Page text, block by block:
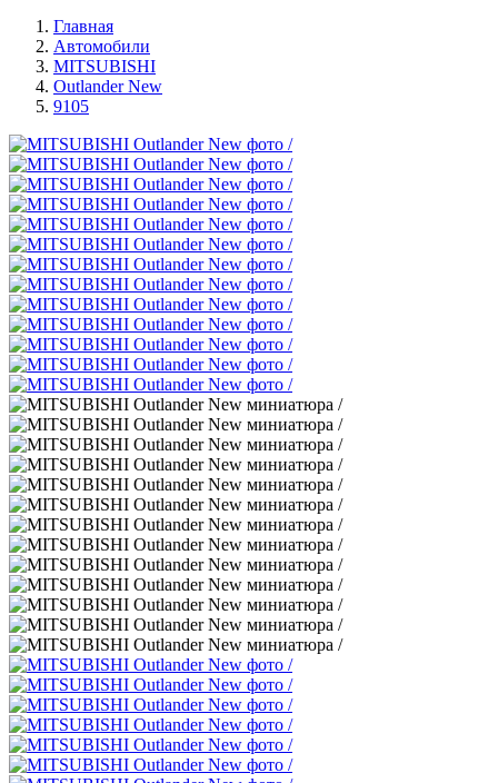
Главная
Автомобили
MITSUBISHI
Outlander New
9105